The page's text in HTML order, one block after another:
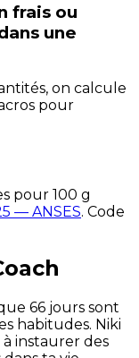
frais ou
une
on calcule
pour
pour 100 g
— ANSES. Code
66 jours sont
habitudes. Niki
instaurer des